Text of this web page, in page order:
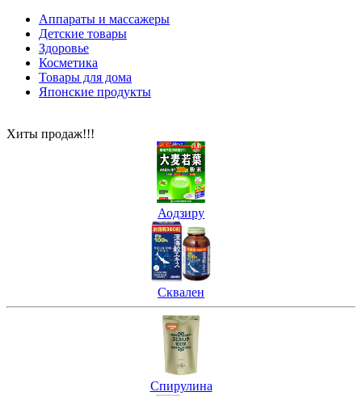
Аппараты и массажеры
Детские товары
Здоровье
Косметика
Товары для дома
Японские продукты
Хиты продаж!!!
Аодзиру
Сквален
Спирулина